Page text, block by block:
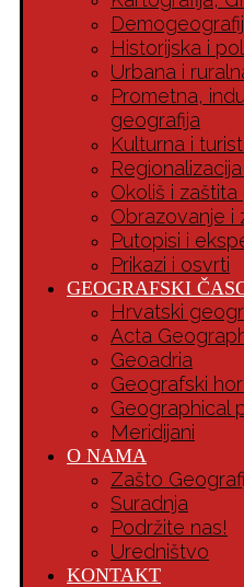
Historijska i
Urbana i
Prometna,
geografija
Kulturna i
Okoliš i
Obrazovanje i
Putopisi i
Prikazi i osvrti
GEOGRAFSKI
Hrvatski
Acta
Geoadria
Geografski
Geographical
Meridijani
O NAMA
Zašto
Suradnja
Podržite nas!
Uredništvo
KONTAKT